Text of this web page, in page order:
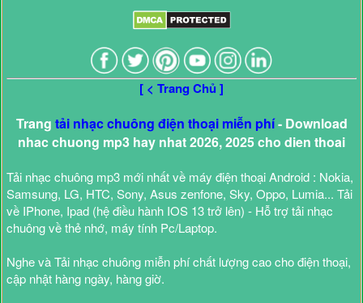
[ < Trang Chủ ]
Trang tải nhạc chuông điện thoại miễn phí- Download
nhac chuong mp3 hay nhat 2026, 2025 cho dien thoai
Tải nhạc chuông mp3 mới nhất về máy điện thoại Android : Nokia,
Samsung, LG, HTC, Sony, Asus zenfone, Sky, Oppo, Lumia... Tải
về IPhone, Ipad (hệ điều hành IOS 13 trở lên) - Hỗ trợ tải nhạc
chuông về thẻ nhớ, máy tính Pc/Laptop.
Nghe và Tải nhạc chuông miễn phí chất lượng cao cho điện thoại,
cập nhật hàng ngày, hàng giờ.